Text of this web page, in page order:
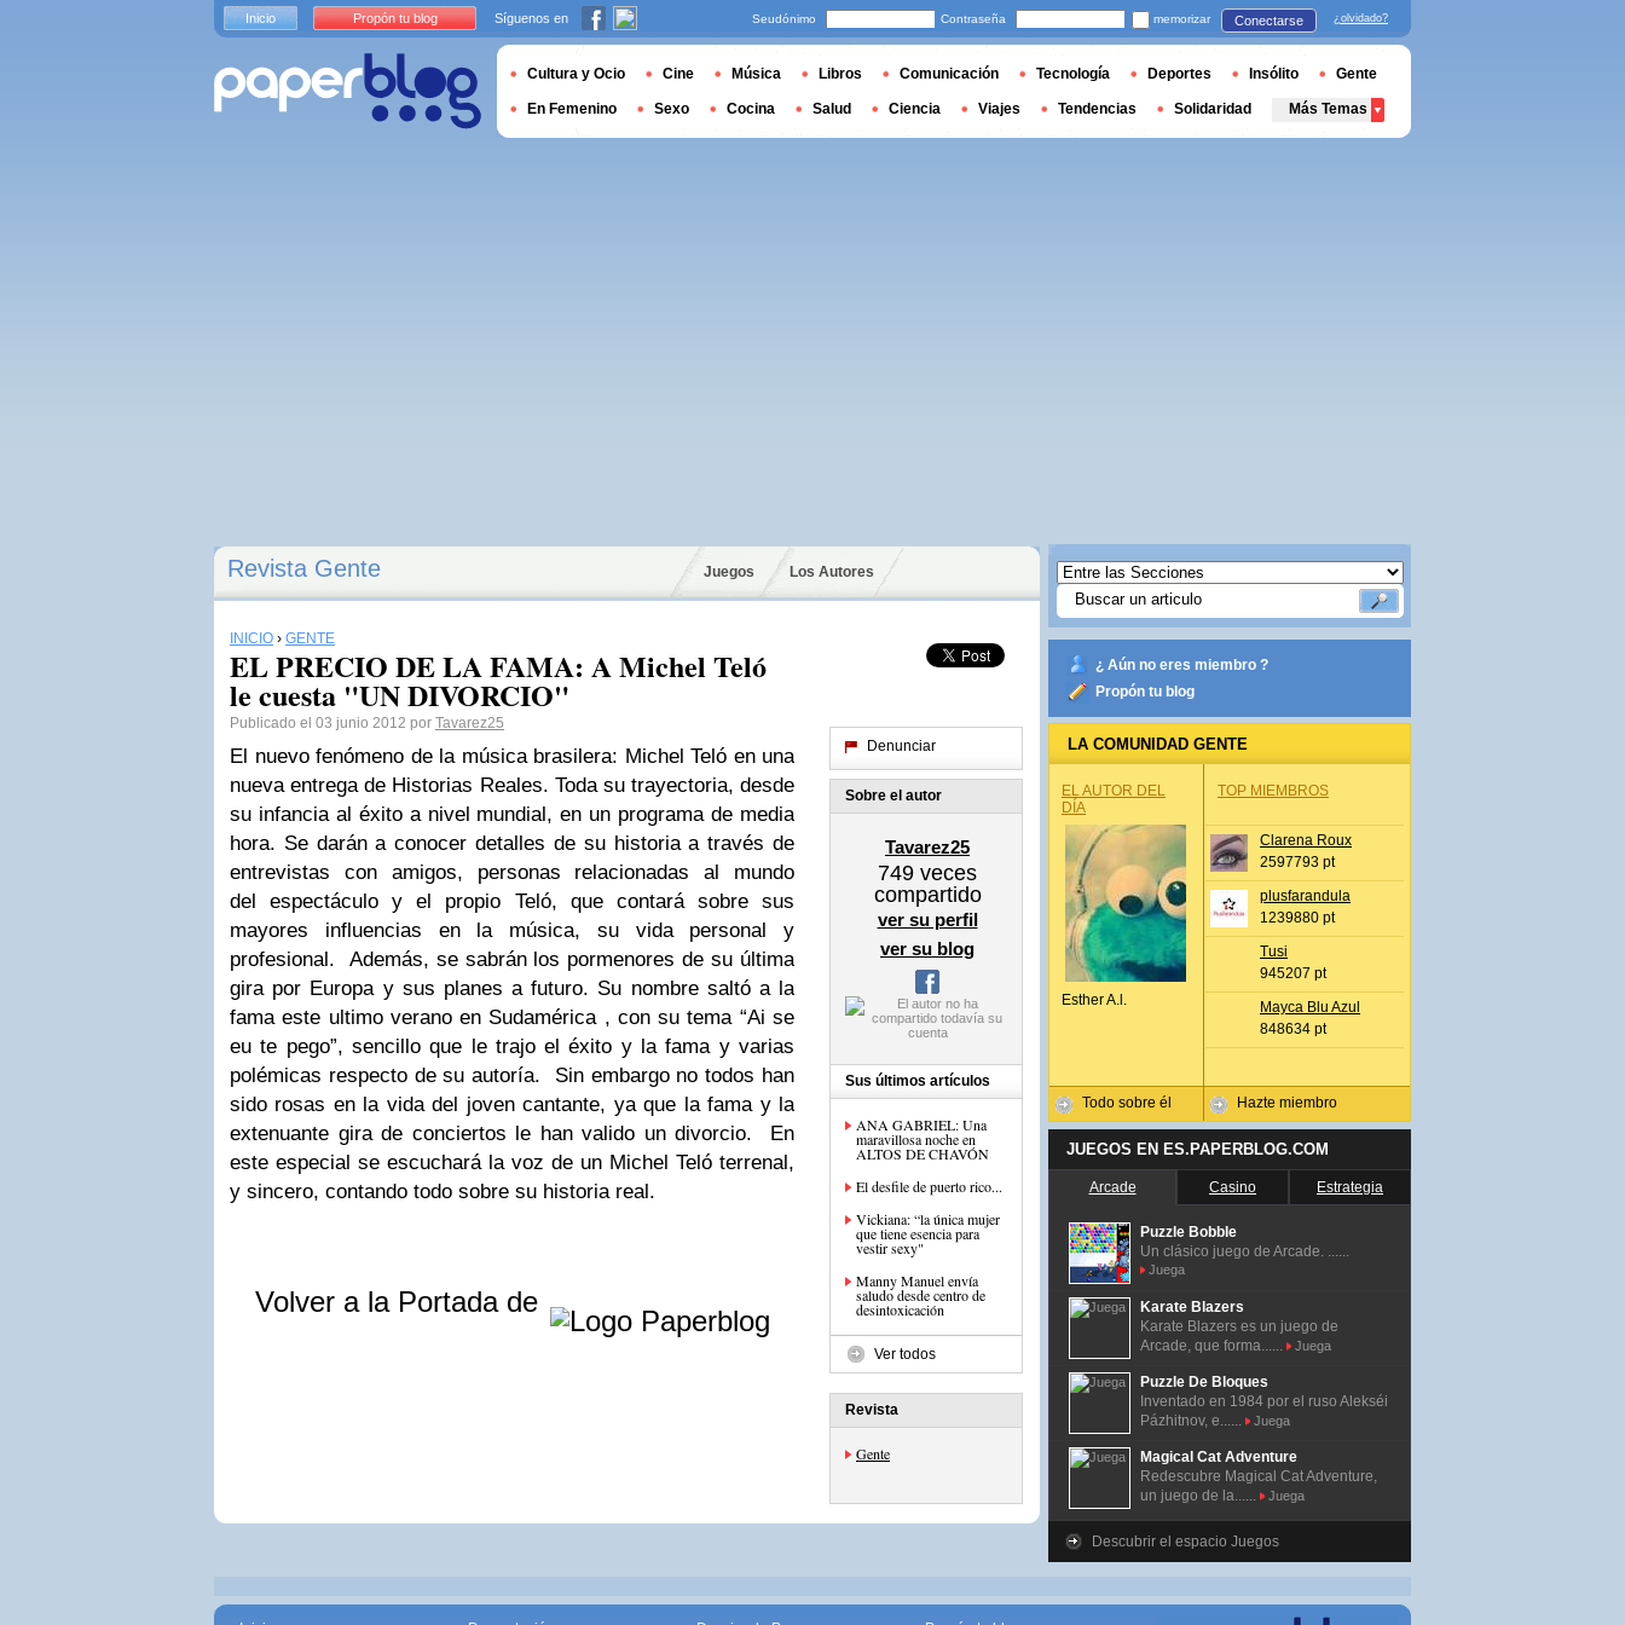
Revista Gente Juegos Los Autores
INICIO › GENTE
EL PRECIO DE LA FAMA: A Michel Teló
le cuesta "UN DIVORCIO"
Publicado el 03 junio 2012 por Tavarez25
El nuevo fenómeno de la música brasilera: Michel Teló en una
nueva entrega de Historias Reales. Toda su trayectoria, desde
su infancia al éxito a nivel mundial, en un programa de media
hora. Se darán a conocer detalles de su historia a través de
entrevistas con amigos, personas relacionadas al mundo
del espectáculo y el propio Teló, que contará sobre sus
mayores influencias en la música, su vida personal y
profesional. Además, se sabrán los pormenores de su última
gira por Europa y sus planes a futuro. Su nombre saltó a la
fama este ultimo verano en Sudamérica , con su tema “Ai se
eu te pego”, sencillo que le trajo el éxito y la fama y varias
polémicas respecto de su autoría. Sin embargo no todos han
sido rosas en la vida del joven cantante, ya que la fama y la
extenuante gira de conciertos le han valido un divorcio. En
este especial se escuchará la voz de un Michel Teló terrenal,
y sincero, contando todo sobre su historia real.
Volver a la Portada de
Denunciar
Sobre el autor
Tavarez25
749 veces
compartido
ver su perfil
ver su blog
Sus últimos artículos
ANA GABRIEL: Una
maravillosa noche en
ALTOS DE CHAVÓN
El desfile de puerto rico...
Vickiana: “la única mujer
que tiene esencia para
vestir sexy"
Manny Manuel envía
saludo desde centro de
desintoxicación
Ver todos
Revista
Gente
¿ Aún no eres miembro ?
Propón tu blog
LA COMUNIDAD GENTE
EL AUTOR DEL
DÍA
Esther A.l.
Todo sobre él
TOP MIEMBROS
Clarena Roux
2597793 pt
plusfarandula
1239880 pt
Tusi
945207 pt
Mayca Blu Azul
848634 pt
Hazte miembro
JUEGOS EN ES.PAPERBLOG.COM
Arcade Casino Estrategia
Puzzle Bobble
Un clásico juego de Arcade. ......
Juega
Karate Blazers
Karate Blazers es un juego de
Arcade, que forma......
Juega
Puzzle De Bloques
Inventado en 1984 por el ruso Alekséi
Pázhitnov, e......
Juega
Magical Cat Adventure
Redescubre Magical Cat Adventure,
un juego de la......
Juega
Descubrir el espacio Juegos
Inicio Propón tu blog Síguenos en Seudónimo Contraseña memorizar Conectarse ¿olvidado?
Cultura y Ocio Cine Música Libros Comunicación Tecnología Deportes Insólito Gente
En Femenino Sexo Cocina Salud Ciencia Viajes Tendencias Solidaridad Más Temas